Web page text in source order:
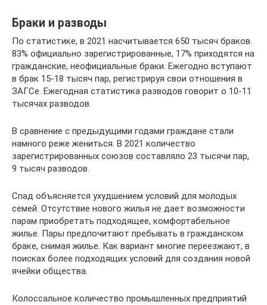
Браки и разводы
По статистике, в 2021 насчитывается 650 тысяч браков.
83% официально зарегистрированные, 17% приходятся на
гражданские, неофициальные браки. Ежегодно вступают
в брак 15-18 тысяч пар, регистрируя свои отношения в
ЗАГСе. Ежегодная статистика разводов говорит о 10-11
тысячах разводов.
В сравнение с предыдущими годами граждане стали
намного реже жениться. В 2021 количество
зарегистрированных союзов составляло 23 тысячи пар,
9 тысяч разводов.
Спад объясняется ухудшением условий для молодых
семей. Отсутствие нового жилья не дает возможности
парам приобретать подходящее, комфортабельное
жилье. Пары предпочитают пребывать в гражданском
браке, снимая жилье. Как вариант многие переезжают, в
поисках более подходящих условий для создания новой
ячейки общества.
Колоссальное количество промышленных предприятий